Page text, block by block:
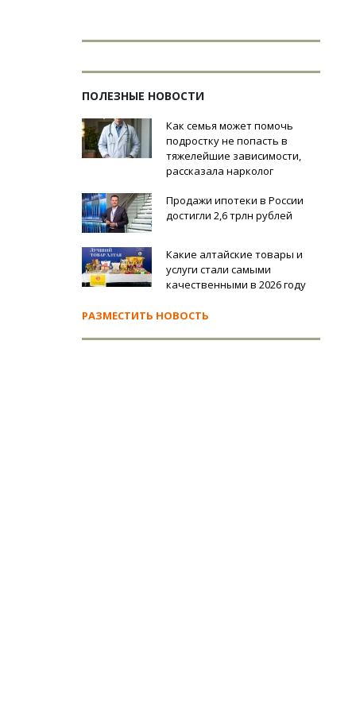
ПОЛЕЗНЫЕ НОВОСТИ
Как семья может помочь
подростку не попасть в
тяжелейшие зависимости,
рассказала нарколог
Продажи ипотеки в России
достигли 2,6 трлн рублей
Какие алтайские товары и
услуги стали самыми
качественными в 2026 году
РАЗМЕСТИТЬ НОВОСТЬ